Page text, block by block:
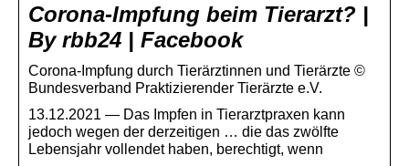
Corona-Impfung beim Tierarzt? |
By rbb24 | Facebook
Corona-Impfung durch Tierärztinnen und Tierärzte ©
Bundesverband Praktizierender Tierärzte e.V.
13.12.2021 — Das Impfen in Tierarztpraxen kann
jedoch wegen der derzeitigen … die das zwölfte
Lebensjahr vollendet haben, berechtigt, wenn